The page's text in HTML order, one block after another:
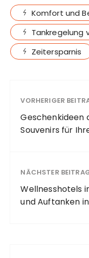
Komfort und
Tankregelung
Zeitersparnis
VORHERIGER
Geschenkideen
Souvenirs für
NÄCHSTER
Wellnesshotels
und Auftanken